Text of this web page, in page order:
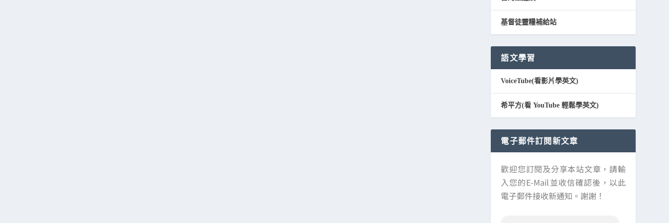
基督徒靈糧補給站
語文學習
VoiceTube(看影片學英文)
希平方(看 YouTube 輕鬆學英文)
電子郵件訂閱新文章
歡迎您訂閱及分享本站文章，請輸
入您的E-Mail並收信確認後，以此
電子郵件接收新通知。謝謝！